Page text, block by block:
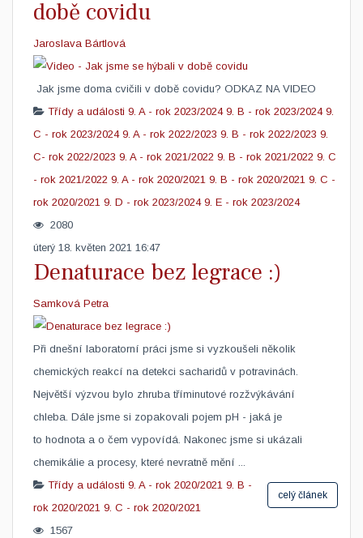
době covidu
Jaroslava Bártlová
Jak jsme doma cvičili v době covidu? ODKAZ NA VIDEO
Třídy a události 9. A - rok 2023/2024 9. B - rok 2023/2024 9.
C - rok 2023/2024 9. A - rok 2022/2023 9. B - rok 2022/2023 9.
C- rok 2022/2023 9. A - rok 2021/2022 9. B - rok 2021/2022 9. C
- rok 2021/2022 9. A - rok 2020/2021 9. B - rok 2020/2021 9. C -
rok 2020/2021 9. D - rok 2023/2024 9. E - rok 2023/2024
2080
úterý 18. květen 2021 16:47
Denaturace bez legrace :)
Samková Petra
​Při dnešní laboratorní práci jsme si vyzkoušeli několik
chemických reakcí na detekci sacharidů v potravinách.
Největší výzvou bylo zhruba tříminutové rozžvýkávání
chleba. Dále jsme si zopakovali pojem pH - jaká je
to hodnota a o čem vypovídá. Nakonec jsme si ukázali
chemikálie a procesy, které nevratně mění ...
celý článek
Třídy a události 9. A - rok 2020/2021 9. B -
rok 2020/2021 9. C - rok 2020/2021
1567